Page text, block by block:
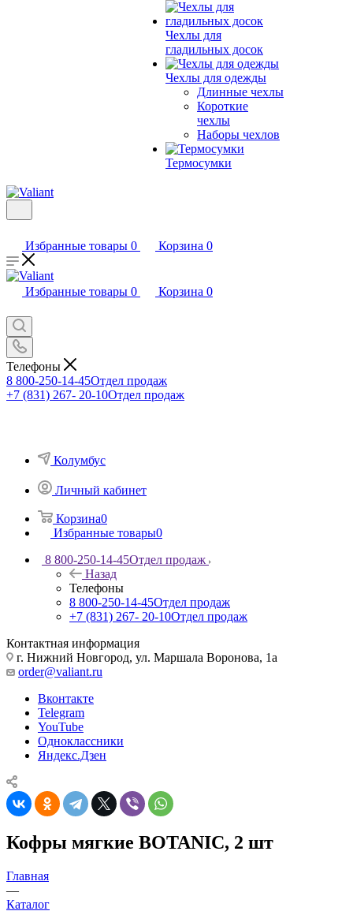
Чехлы для
гладильных досок
Чехлы для одежды
Длинные чехлы
Короткие
чехлы
Наборы чехлов
Термосумки
Избранные товары 0 Корзина 0
Избранные товары 0 Корзина 0
Телефоны
8 800-250-14-45Отдел продаж
+7 (831) 267- 20-10Отдел продаж
Колумбус
Личный кабинет
Корзина0
Избранные товары0
8 800-250-14-45Отдел продаж
Назад
Телефоны
8 800-250-14-45Отдел продаж
+7 (831) 267- 20-10Отдел продаж
Контактная информация
г. Нижний Новгород, ул. Маршала Воронова, 1а
order@valiant.ru
Вконтакте
Telegram
YouTube
Одноклассники
Яндекс.Дзен
Кофры мягкие BOTANIC, 2 шт
Главная
—
Каталог